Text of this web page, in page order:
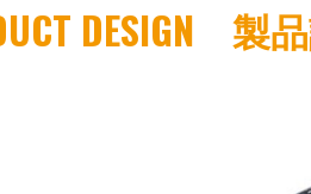
DESIGN 製